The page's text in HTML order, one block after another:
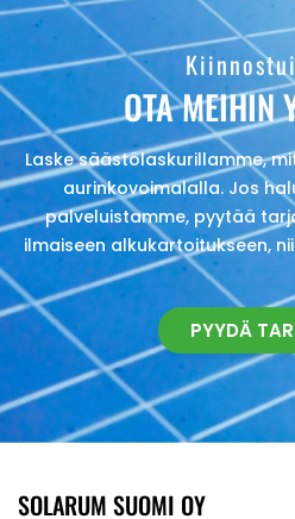
OTA MEIHIN
Laske säästölaskurillamme,
aurinkovoimalalla. Jos
palveluistamme, pyytää
ilmaiseen alkukartoitukseen,
PYYDÄ
SOLARUM SUOMI OY